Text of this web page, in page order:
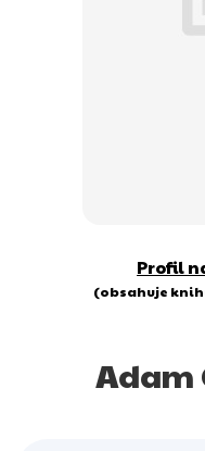
Poezie
Profil
(obsahuje
Adam